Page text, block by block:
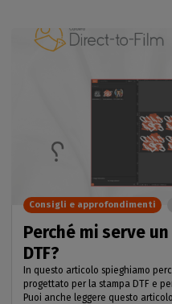
Perché mi serve
DTF?
In questo articolo spieghiamo
progettato per la stampa DTF e
Puoi anche leggere questo
Consigli e approfondimenti